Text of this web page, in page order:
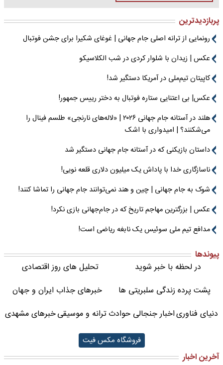
پربازدیدترین
رونمایی از ترانه اصلی جام جهانی | غوغای شکیرا برای جشن فوتبال
عکس | زیدان با شلوار کردی در شب الکلاسیکو
کاپیتان تیم‌ملی در آمریکا دستگیر شد!
عکس| بی اعتنایی ستاره فوتبال به دختر رییس جمهور!
هلند در آستانه جام جهانی ۲۰۲۶ | «لاله‌های نارنجی» طلسم فینال را
می‌شکنند؟ | امیدواری با اشک
داستان بازیکنی که در آستانه جام جهانی دستگیر شد
ناسازگاری خدا با پاداش یک میلیون دلاری قلعه نویی!
شوک به جام جهانی | چین و هند نمی‌توانند جام جهانی را تماشا کنند!
عکس | بزرگترین مهاجم تاریخ که در جام‌جهانی بازی نکرد!
مدافع تیم ملی سوئیس یک نابغه ریاضی است!
پیوندها
در لحظه با خبر شوید
تحلیل های روز اقتصادی
پشت پرده زندگی سلبریتی ها
خبرهای جذاب ایران و جهان
دنیای فناوریاخبار جنجالی حوادثترانه و موسیقیخبرهای مشهدی
فروشگاه مکس فیت
آخرین اخبار